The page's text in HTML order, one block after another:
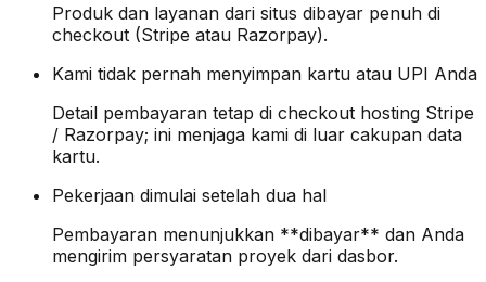
Produk dan layanan dari situs dibayar penuh di
checkout (Stripe atau Razorpay).
Kami tidak pernah menyimpan kartu atau UPI Anda
Detail pembayaran tetap di checkout hosting Stripe
/ Razorpay; ini menjaga kami di luar cakupan data
kartu.
Pekerjaan dimulai setelah dua hal
Pembayaran menunjukkan **dibayar** dan Anda
mengirim persyaratan proyek dari dasbor.